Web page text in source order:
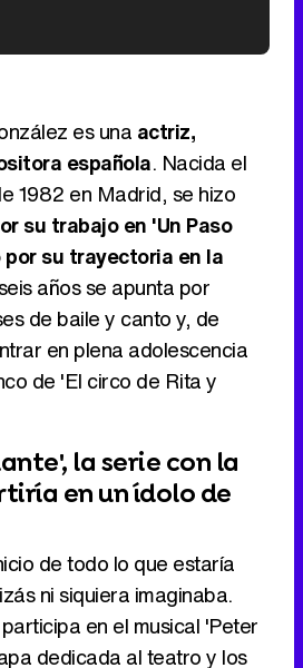
Tráiler de '33 días', la nueva serie de Atresplayer con Julián Villagrán y José Manuel Poga
Tráiler de la tercera temporada de 'The Walking Dead: Dead City' de AMC+
es una actriz,
española. Nacida el
1982 en Madrid, se hizo
su trabajo en 'Un Paso
su trayectoria en la
años se apunta por
de baile y canto y, de
en plena adolescencia
de 'El circo de Rita y
la serie con la
en un ídolo de
de todo lo que estaría
ni siquiera imaginaba.
en el musical 'Peter
dedicada al teatro y los